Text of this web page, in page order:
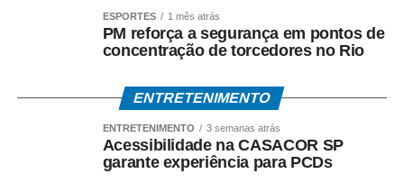
ESPORTES 1 mês atrás
PM reforça a segurança em pontos de
concentração de torcedores no Rio
ENTRETENIMENTO
ENTRETENIMENTO 3 semanas atrás
Acessibilidade na CASACOR SP
garante experiência para PCDs